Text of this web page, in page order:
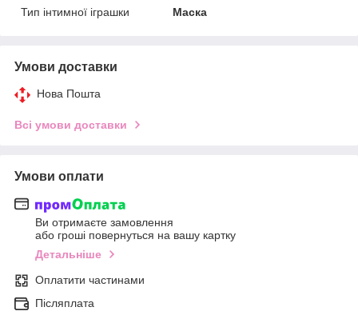
Тип інтимної іграшки
Маска
Умови доставки
Нова Пошта
Всі умови доставки
Умови оплати
Ви отримаєте замовлення
або гроші повернуться на вашу картку
Детальніше
Оплатити частинами
Післяплата